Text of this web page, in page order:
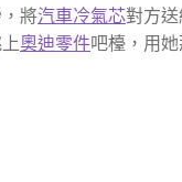
將汽車冷氣芯對方
奧迪零件吧檯，用